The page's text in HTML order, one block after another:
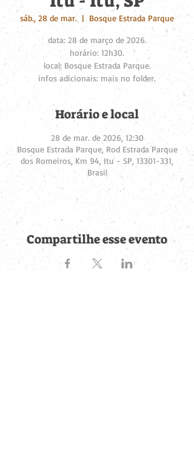
sáb., 28 de mar.
  |
Bosque Estrada Parque
data: 28 de março de 2026.
horário: 12h30.
local: Bosque Estrada Parque.
infos adicionais: mais no folder.
Horário e local
28 de mar. de 2026, 12:30
Bosque Estrada Parque, Rod Estrada Parque
dos Romeiros, Km 94, Itu - SP, 13301-331,
Brasil
Compartilhe esse evento